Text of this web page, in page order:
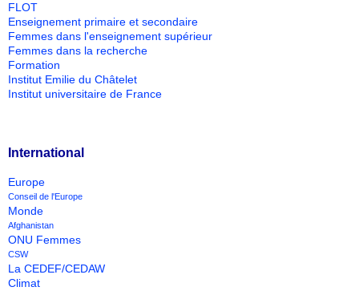
FLOT
Enseignement primaire et secondaire
Femmes dans l'enseignement supérieur
Femmes dans la recherche
Formation
Institut Emilie du Châtelet
Institut universitaire de France
International
Europe
Conseil de l'Europe
Monde
Afghanistan
ONU Femmes
CSW
La CEDEF/CEDAW
Climat